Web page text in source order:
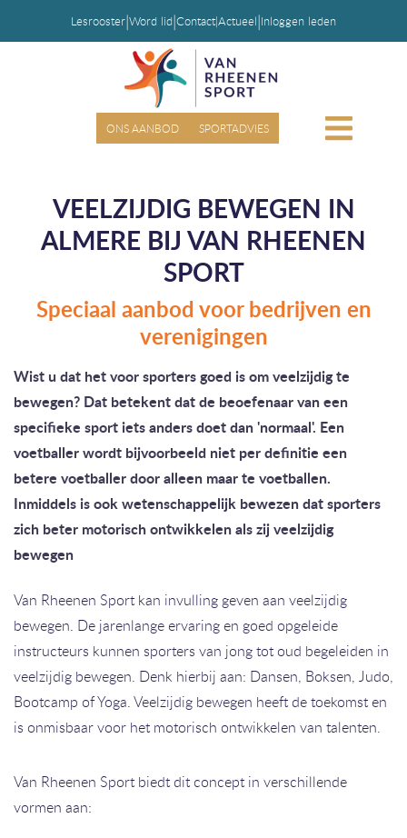
Lesrooster|Word lid|Contact|Actueel|Inloggen leden
ONS AANBOD SPORTADVIES
VEELZIJDIG BEWEGEN IN
ALMERE BIJ VAN RHEENEN
SPORT
Speciaal aanbod voor bedrijven en
verenigingen
Wist u dat het voor sporters goed is om veelzijdig te
bewegen? Dat betekent dat de beoefenaar van een
specifieke sport iets anders doet dan 'normaal'. Een
voetballer wordt bijvoorbeeld niet per definitie een
betere voetballer door alleen maar te voetballen.
Inmiddels is ook wetenschappelijk bewezen dat sporters
zich beter motorisch ontwikkelen als zij veelzijdig
bewegen
Van Rheenen Sport kan invulling geven aan veelzijdig
bewegen. De jarenlange ervaring en goed opgeleide
instructeurs kunnen sporters van jong tot oud begeleiden in
veelzijdig bewegen. Denk hierbij aan: Dansen, Boksen, Judo,
Bootcamp of Yoga. Veelzijdig bewegen heeft de toekomst en
is onmisbaar voor het motorisch ontwikkelen van talenten.
Van Rheenen Sport biedt dit concept in verschillende
vormen aan: